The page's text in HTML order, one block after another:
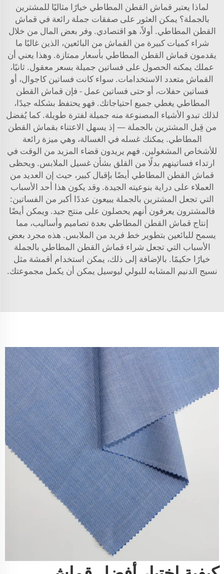
لماذا يعتبر قماش القطن المطاطي خيارًا مثاليًا للمشترين
بالجملة؟ يمكن العثور على صفقات جملة رائعة في قماش
القطن المطاطي. أولاً، هو اقتصادي. وفر بعض المال من خلال
شراء كميات كبيرة من القماش من البائعين، الذين غالبًا ما
يقدمون قماش القطن المطاطي بأسعار ممتازة. وهذا يعني أن
عملك يمكنه الحصول على فساتين جميلة بسعر معقول. ثانيًا،
القماش متعدد الاستخدامات. سواء كانت فساتين كاجوال، أو
فساتين حفلات، أو حتى فساتين عمل - فإن قماش القطن
المطاطي يغطي جميع احتياجاتك. فهو يحتفظ بشكله جيدًا،
لذلك تبدو الأشياء المصنوعة منه جميلة لفترة طويلة. كما يُفضل
من قِبل المشترين بالجملة — إذ يسهل الاعتناء بقماش القطن
المطاطي. يمكنك غسله في الغسالة، وهي ميزة رائعة
للأشخاص المشغولين. فهم يريدون قضاء المزيد من الوقت في
ارتداء فساتينهم بدلًا من القلق بشأن غسيل الملابس. ويحظى
قماش القطن المطاطي أيضًا بإقبال كبير، حيث إن العديد من
العملاء على دراية بنوعيته الجيدة. وقد يكون هذا أحد الأسباب
التي تجعل المشترين بالجملة يبيعون عددًا أكبر من الفساتين:
فالمشترون يعرفون أنهم يحصلون على منتج جيد. ويمكن أيضًا
إنتاج قماش القطن المطاطي بعدة تصاميم وأساليب، مما
يسمح للبائعين بتطوير خط فريد من الملابس. هذه مجرد بعض
الأسباب التي تجعل شراء قماش القطن المطاطي بالجملة
خيارًا حكيمًا. بالإضافة إلى ذلك، يمكن استخدام أقمشة مثل
نسيج الدنيم المشابه للبولي ليوسيل يمكن أن يكمل مجموعتك.